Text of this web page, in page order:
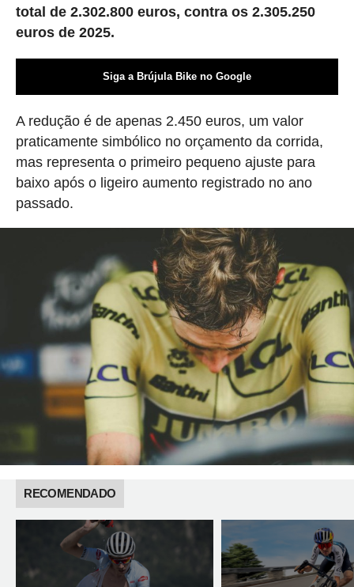
total de 2.302.800 euros, contra os 2.305.250
euros de 2025.
Siga a Brújula Bike no Google
A redução é de apenas 2.450 euros, um valor
praticamente simbólico no orçamento da corrida,
mas representa o primeiro pequeno ajuste para
baixo após o ligeiro aumento registrado no ano
passado.
RECOMENDADO